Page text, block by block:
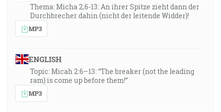
Thema: Micha 2,6-13: An ihrer Spitze zieht dann der
Durchbrecher dahin (nicht der leitende Widder)!
MP3
ENGLISH
Topic: Micah 2:6–13: “The breaker (not the leading
ram) is come up before them!”
MP3